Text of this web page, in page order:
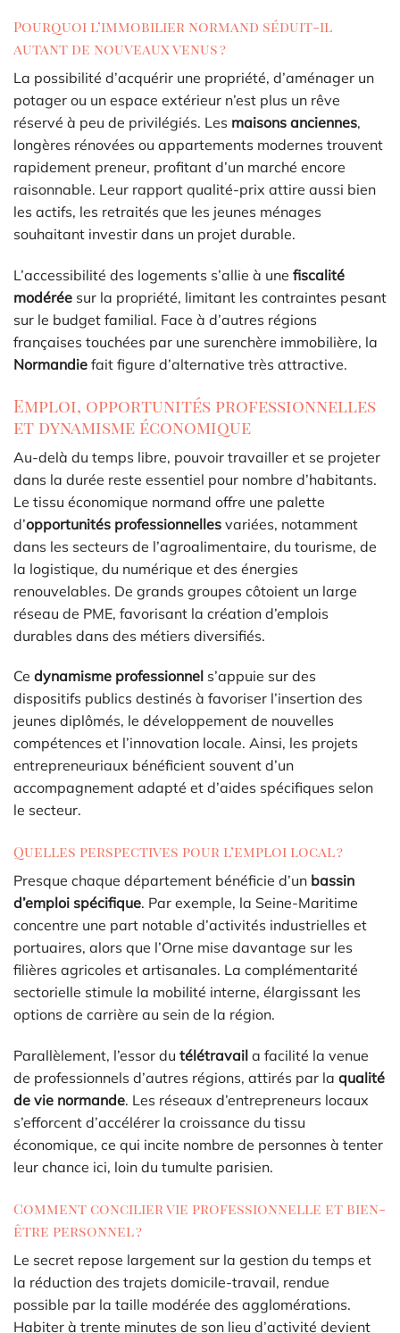
Pourquoi l’immobilier normand séduit-il
autant de nouveaux venus ?
La possibilité d’acquérir une propriété, d’aménager un
potager ou un espace extérieur n’est plus un rêve
réservé à peu de privilégiés. Les maisons anciennes,
longères rénovées ou appartements modernes trouvent
rapidement preneur, profitant d’un marché encore
raisonnable. Leur rapport qualité-prix attire aussi bien
les actifs, les retraités que les jeunes ménages
souhaitant investir dans un projet durable.
L’accessibilité des logements s’allie à une fiscalité
modérée sur la propriété, limitant les contraintes pesant
sur le budget familial. Face à d’autres régions
françaises touchées par une surenchère immobilière, la
Normandie fait figure d’alternative très attractive.
Emploi, opportunités professionnelles
et dynamisme économique
Au-delà du temps libre, pouvoir travailler et se projeter
dans la durée reste essentiel pour nombre d’habitants.
Le tissu économique normand offre une palette
d’opportunités professionnelles variées, notamment
dans les secteurs de l’agroalimentaire, du tourisme, de
la logistique, du numérique et des énergies
renouvelables. De grands groupes côtoient un large
réseau de PME, favorisant la création d’emplois
durables dans des métiers diversifiés.
Ce dynamisme professionnel s’appuie sur des
dispositifs publics destinés à favoriser l’insertion des
jeunes diplômés, le développement de nouvelles
compétences et l’innovation locale. Ainsi, les projets
entrepreneuriaux bénéficient souvent d’un
accompagnement adapté et d’aides spécifiques selon
le secteur.
Quelles perspectives pour l’emploi local ?
Presque chaque département bénéficie d’un bassin
d’emploi spécifique. Par exemple, la Seine-Maritime
concentre une part notable d’activités industrielles et
portuaires, alors que l’Orne mise davantage sur les
filières agricoles et artisanales. La complémentarité
sectorielle stimule la mobilité interne, élargissant les
options de carrière au sein de la région.
Parallèlement, l’essor du télétravail a facilité la venue
de professionnels d’autres régions, attirés par la qualité
de vie normande. Les réseaux d’entrepreneurs locaux
s’efforcent d’accélérer la croissance du tissu
économique, ce qui incite nombre de personnes à tenter
leur chance ici, loin du tumulte parisien.
Comment concilier vie professionnelle et bien-
être personnel ?
Le secret repose largement sur la gestion du temps et
la réduction des trajets domicile-travail, rendue
possible par la taille modérée des agglomérations.
Habiter à trente minutes de son lieu d’activité devient